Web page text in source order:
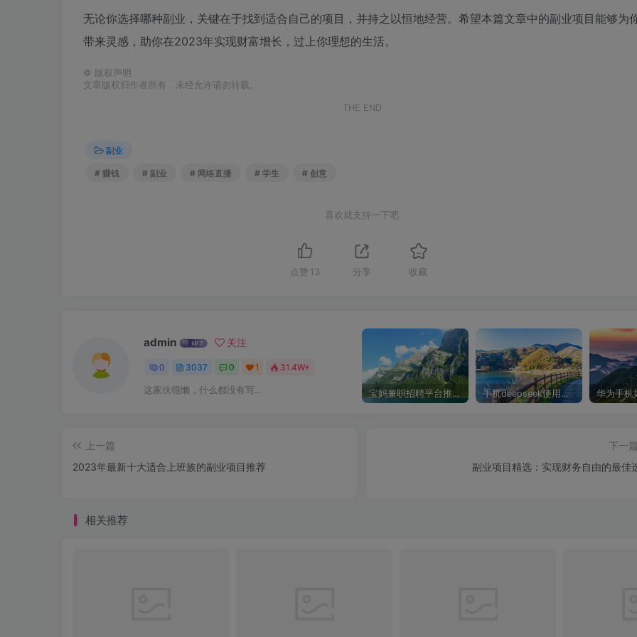
无论你选择哪种副业，关键在于找到适合自己的项目，并持之以恒地经营。希望本篇文章中的副业项目能够为
带来灵感，助你在2023年实现财富增长，过上你理想的生活。
© 版权声明
文章版权归作者所有，未经允许请勿转载。
THE END
副业
# 赚钱 # 副业 # 网络直播 # 学生 # 创意
喜欢就支持一下吧
点赞 13 分享 收藏
admin 关注
0 3037 0 1 31.4W+
这家伙很懒，什么都没有写... 宝妈兼职招聘平台推荐，轻松找到理想工作！ 手机deepseek使用全攻略，轻松实现画图与炒股功能
上一篇
2023年最新十大适合上班族的副业项目推荐
下一
副业项目精选：实现财务自由的最佳
相关推荐